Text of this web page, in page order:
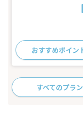
おすすめポイン
すべてのプラ